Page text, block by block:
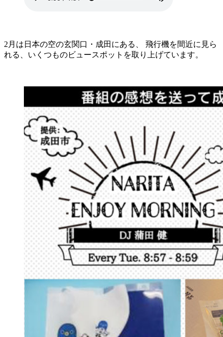
2月は日本の空の玄関口・成田にある、 飛行機を間近に見ら
れる、いくつものビュースポットを取り上げています。